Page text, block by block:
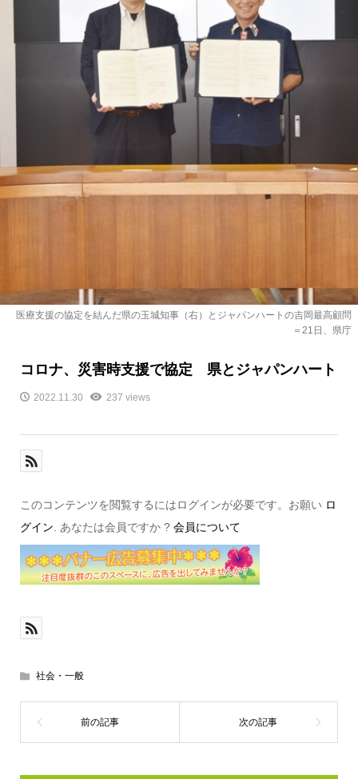
医療支援の協定を結んだ県の玉城知事（右）とジャパンハートの吉岡最高顧問
＝21日、県庁
コロナ、災害時支援で協定 県とジャパンハート
2022.11.30 237 views
このコンテンツを閲覧するにはログインが必要です。お願い ロ
グイン. あなたは会員ですか ? 会員について
社会・一般